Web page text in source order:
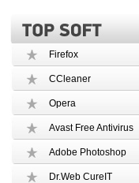
Firefox
CCleaner
Opera
Avast Free Antivirus
Adobe Photoshop
Dr.Web CureIT